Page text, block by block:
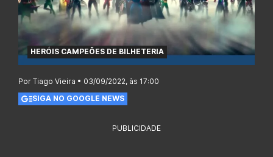
HERÓIS CAMPEÕES DE BILHETERIA
Por Tiago Vieira • 03/09/2022, às 17:00
SIGA NO GOOGLE NEWS
PUBLICIDADE